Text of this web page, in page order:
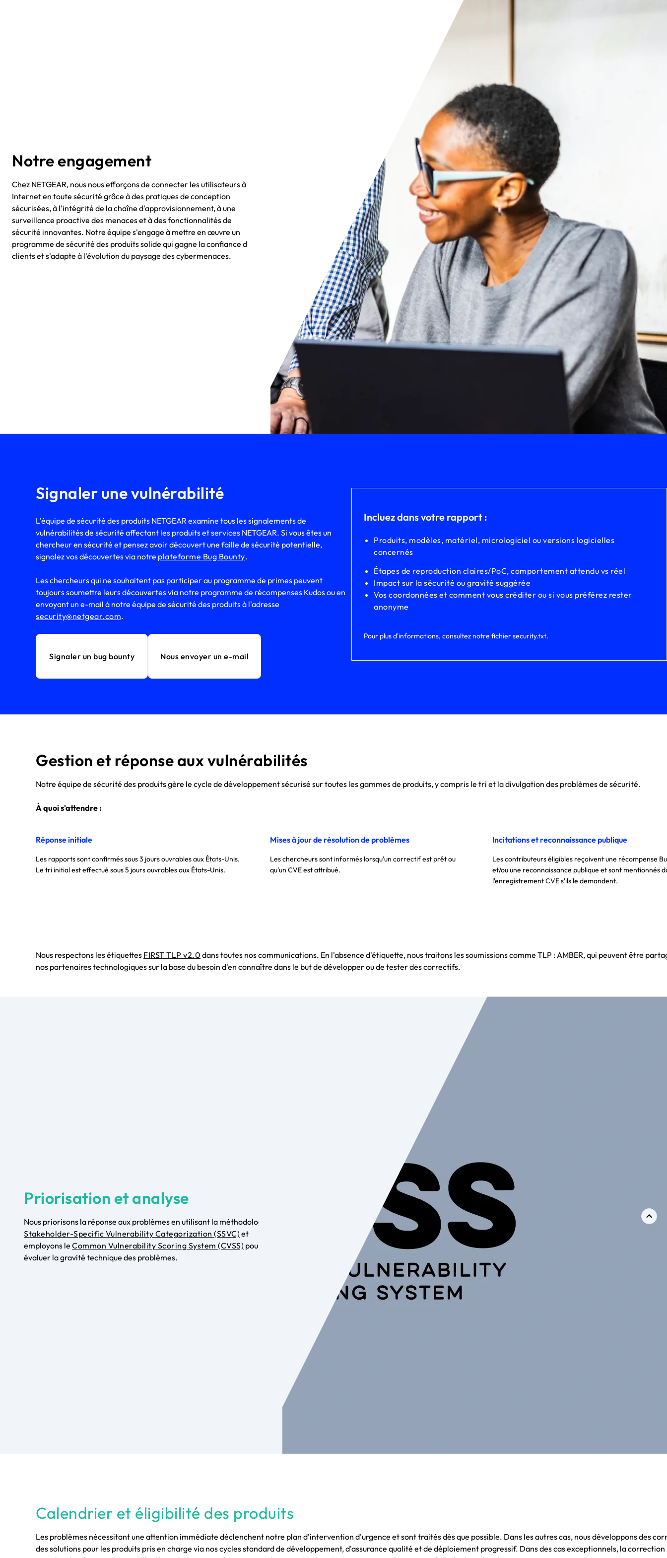
Notre engagement
Chez NETGEAR, nous nous efforçons de connecter les utilisateurs à
Internet en toute sécurité grâce à des pratiques de conception
sécurisées, à l'intégrité de la chaîne d'approvisionnement, à une
surveillance proactive des menaces et à des fonctionnalités de
sécurité innovantes. Notre équipe s'engage à mettre en œuvre un
programme de sécurité des produits solide qui gagne la confiance des
clients et s'adapte à l'évolution du paysage des cybermenaces.
Signaler une vulnérabilité
L'équipe de sécurité des produits NETGEAR examine tous les signalements de
vulnérabilités de sécurité affectant les produits et services NETGEAR. Si vous êtes un
chercheur en sécurité et pensez avoir découvert une faille de sécurité potentielle,
signalez vos découvertes via notre plateforme Bug Bounty.
Les chercheurs qui ne souhaitent pas participer au programme de primes peuvent
toujours soumettre leurs découvertes via notre programme de récompenses Kudos ou en
envoyant un e-mail à notre équipe de sécurité des produits à l'adresse
security@netgear.com.
Signaler un bug bounty Nous envoyer un e-mail
Incluez dans votre rapport :
Produits, modèles, matériel, micrologiciel ou versions logicielles
concernés
Étapes de reproduction claires/PoC, comportement attendu vs réel
Impact sur la sécurité ou gravité suggérée
Vos coordonnées et comment vous créditer ou si vous préférez rester
anonyme
Pour plus d'informations, consultez notre fichier security.txt.
Gestion et réponse aux vulnérabilités
Notre équipe de sécurité des produits gère le cycle de développement sécurisé sur toutes les gammes de produits, y compris le tri et la divulgation des problèmes de sécurité.
À quoi s'attendre :
Réponse initiale
Les rapports sont confirmés sous 3 jours ouvrables aux États-Unis.
Le tri initial est effectué sous 5 jours ouvrables aux États-Unis.
Mises à jour de résolution de problèmes
Les chercheurs sont informés lorsqu'un correctif est prêt ou
qu'un CVE est attribué.
Incitations et reconnaissance publique
Les contributeurs éligibles reçoivent une récompense
et/ou une reconnaissance publique et sont mentionnés
l'enregistrement CVE s'ils le demandent.
Nous respectons les étiquettes FIRST TLP v2.0 dans toutes nos communications. En l'absence d'étiquette, nous traitons les soumissions comme TLP : AMBER, qui peuvent être
nos partenaires technologiques sur la base du besoin d'en connaître dans le but de développer ou de tester des correctifs.
Priorisation et analyse
Nous priorisons la réponse aux problèmes en utilisant la méthodologie
Stakeholder-Specific Vulnerability Categorization (SSVC) et
employons le Common Vulnerability Scoring System (CVSS) pour
évaluer la gravité technique des problèmes.
Calendrier et éligibilité des produits
Les problèmes nécessitant une attention immédiate déclenchent notre plan d'intervention d'urgence et sont traités dès que possible. Dans les autres cas, nous développons des
des solutions pour les produits pris en charge via nos cycles standard de développement, d'assurance qualité et de déploiement progressif. Dans des cas exceptionnels, la correction